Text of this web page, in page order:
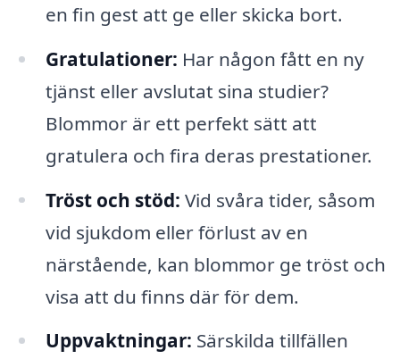
en fin gest att ge eller skicka bort.
Gratulationer: Har någon fått en ny
tjänst eller avslutat sina studier?
Blommor är ett perfekt sätt att
gratulera och fira deras prestationer.
Tröst och stöd: Vid svåra tider, såsom
vid sjukdom eller förlust av en
närstående, kan blommor ge tröst och
visa att du finns där för dem.
Uppvaktningar: Särskilda tillfällen